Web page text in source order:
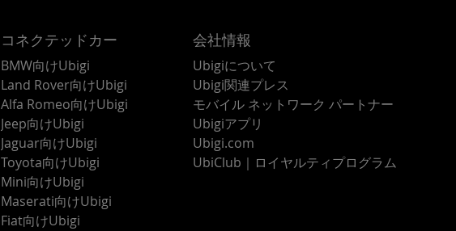
コネクテッドカー
BMW向けUbigi
Land Rover向けUbigi
Alfa Romeo向けUbigi
Jeep向けUbigi
Jaguar向けUbigi
Toyota向けUbigi
Mini向けUbigi
Maserati向けUbigi
Fiat向けUbigi
会社情報
Ubigiについて
Ubigi関連プレス
モバイル ネットワーク パートナー
Ubigiアプリ
Ubigi.com
UbiClub｜ロイヤルティプログラム